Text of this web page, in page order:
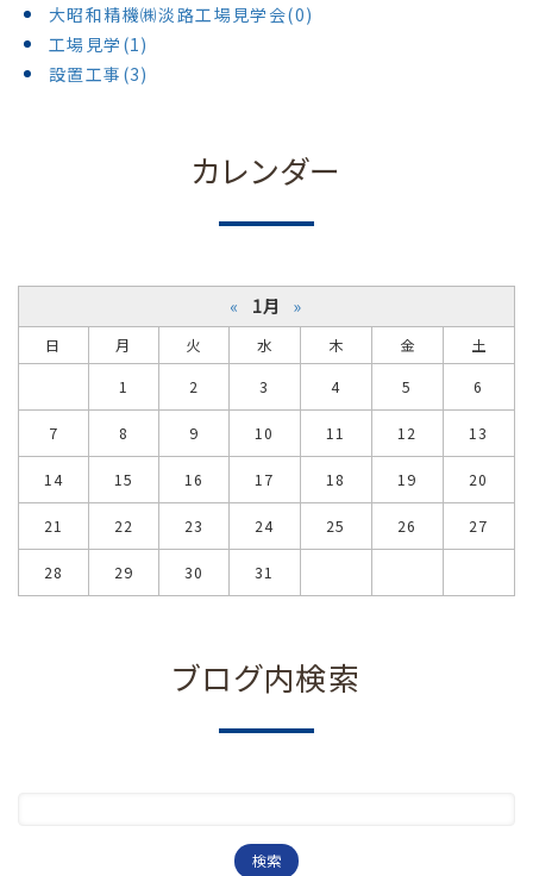
大昭和精機㈱淡路工場見学会(0)
工場見学(1)
設置工事(3)
カレンダー
« 1月 »
日 月 火 水 木 金
土
1
2 3 4 5 6
7 8 9 10 11 12 13
14 15 16 17 18 19 20
21 22 23 24 25 26 27
28 29 30 31
ブログ内検索